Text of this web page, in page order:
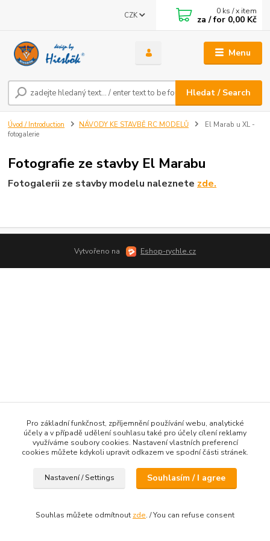
Menu
CZK
Hledat / Search
0 ks / x item
za / for 0,00 Kč
Úvod / Introduction NÁVODY KE STAVBĚ RC MODELŮ
El Marab u XL -
fotogalerie
Fotografie ze stavby El Marabu
Fotogalerii ze stavby modelu naleznete zde.
Vytvořeno na Eshop-rychle.cz
Pro základní funkčnost, zpříjemnění používání webu, analytické
účely a v případě udělení souhlasu také pro účely cílení reklamy
využíváme soubory cookies. Nastavení vlastních preferencí
cookies můžete kdykoli upravit odkazem ve spodní části stránek.
Nastavení / Settings Souhlasím / I agree
Souhlas můžete odmítnout zde. / You can refuse consent